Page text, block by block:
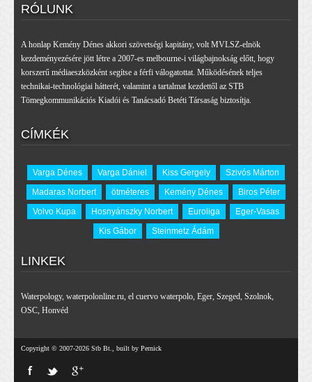
RÓLUNK
A honlap Kemény Dénes akkori szövetségi kapitány, volt MVLSZ-elnök
kezdeményezésére jött létre a 2007-es melbourne-i világbajnokság előtt, hogy
korszerű médiaeszközként segítse a férfi válogatottat. Működésének teljes
technikai-technológiai hátterét, valamint a tartalmat kezdettől az STB
Tömegkommunikációs Kiadói és Tanácsadó Betéti Társaság biztosítja.
CÍMKÉK
Varga Dénes Varga Dániel Kiss Gergely
Szivós Márton
Madaras Norbert
ötméteres Kemény Dénes
Biros Péter
Volvo Kupa
Hosnyánszky Norbert Euroliga
Eger-Vasas
Kis Gábor
Steinmetz Ádám
LINKEK
Waterpology, waterpolonline.ru, el cuervo waterpolo, Eger, Szeged, Szolnok,
OSC, Honvéd
Copyright © 2007-2026 Stb Bt., built by Pernick